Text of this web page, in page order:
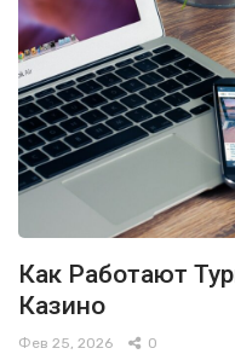
Как Работают
Казино
Фев 25, 2026 0